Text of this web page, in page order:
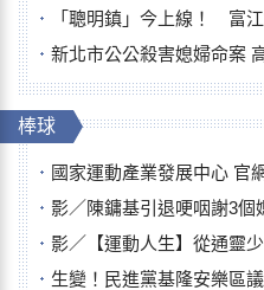
「聰明鎮」今上線！ 富江
新北市公公殺害媳婦命案 高
棒球
國家運動產業發展中心 官
影／陳鏞基引退哽咽謝3個
影／【運動人生】從通靈少女到無任
生變！民進黨基隆安樂區議員提